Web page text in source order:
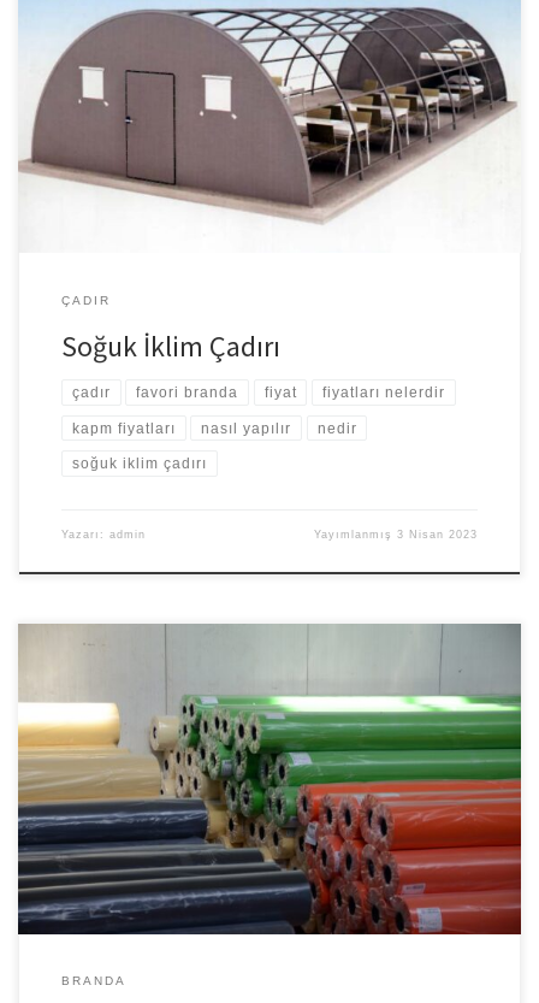
Soğuk iklim koşullarına göre üretilen çadırlardır. Kar, yağmur, rüzgar
vb. soğuk İklim koşullarına göre çadır tipleri değişmektedir. Pratik
yapılı çadır olma özelliği nedeniyle kullanımı çok kolay olup,
kaliteli ve maliyet açısından da uygundur. Soğuk iklim şartlarına
karşı ve afet durumlarına karşı dayanıklı çadırlar olup, sarsılmalara
karşı sağlam yapılı çadırlardır. Malzemesi […]
ÇADIR
Soğuk İklim Çadırı
çadır favori branda fiyat fiyatları nelerdir
kapm fiyatları nasıl yapılır nedir
soğuk iklim çadırı
Yazarı: admin Yayımlanmış3 Nisan 2023
Branda Kumaşları Branda fiziksel olarak, oldukça kalın ve sık
dokunmuş kumaşlardan imal edile koruyucu örtü vasfındaki
malzemelerdir. Branda kumaşları için teknik olarak ısı, ışık, nem
gibi etkenlere dayanıklılık konusunda şartlandırılmış kumaşlar
nitelemesini kullanmamız mümkündür. Brandalar konusunda
yıllardır imalat tecrübesi bulunan Favori Branda ürünlerine brandacı
adresinden ulaşabilirsiniz. Brandalar tek başların belirli […]
BRANDA